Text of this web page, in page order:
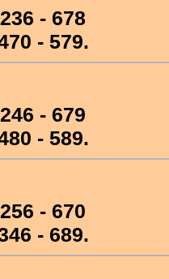
- 678
- 579.
- 679
- 589.
- 670
- 689.